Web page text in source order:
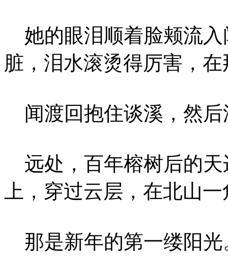
她的眼泪顺着脸颊流入
脏，泪水滚烫得厉害，
闻渡回抱住谈溪，然后
远处，百年榕树后的天
上，穿过云层，在北山
那是新年的第一缕阳光